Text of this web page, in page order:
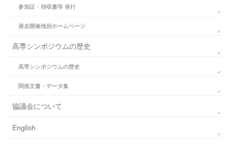
参加証・領収書等 発行
過去開催地別ホームページ
高専シンポジウムの歴史
高専シンポジウムの歴史
関係文書・データ集
協議会について
English